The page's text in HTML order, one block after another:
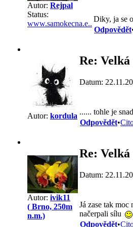
Autor: Rejpal
Status:
www.samokecna.e..
Diky, ja se
Odpovědět
Autor: kordula
Re:
Datum:
...... tohle je
Odpovědět•
Autor: ivik11
( Brno, 250m
n.m.)
Re:
Datum:
Já zase tak
načerpali sílu
Odpovědět•